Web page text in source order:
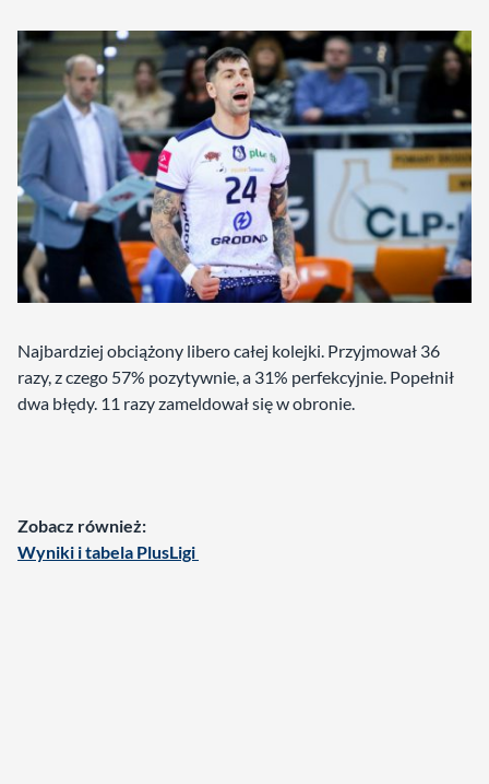
Najbardziej obciążony libero całej kolejki. Przyjmował 36
razy, z czego 57% pozytywnie, a 31% perfekcyjnie. Popełnił
dwa błędy. 11 razy zameldował się w obronie.
Zobacz również:
Wyniki i tabela PlusLigi